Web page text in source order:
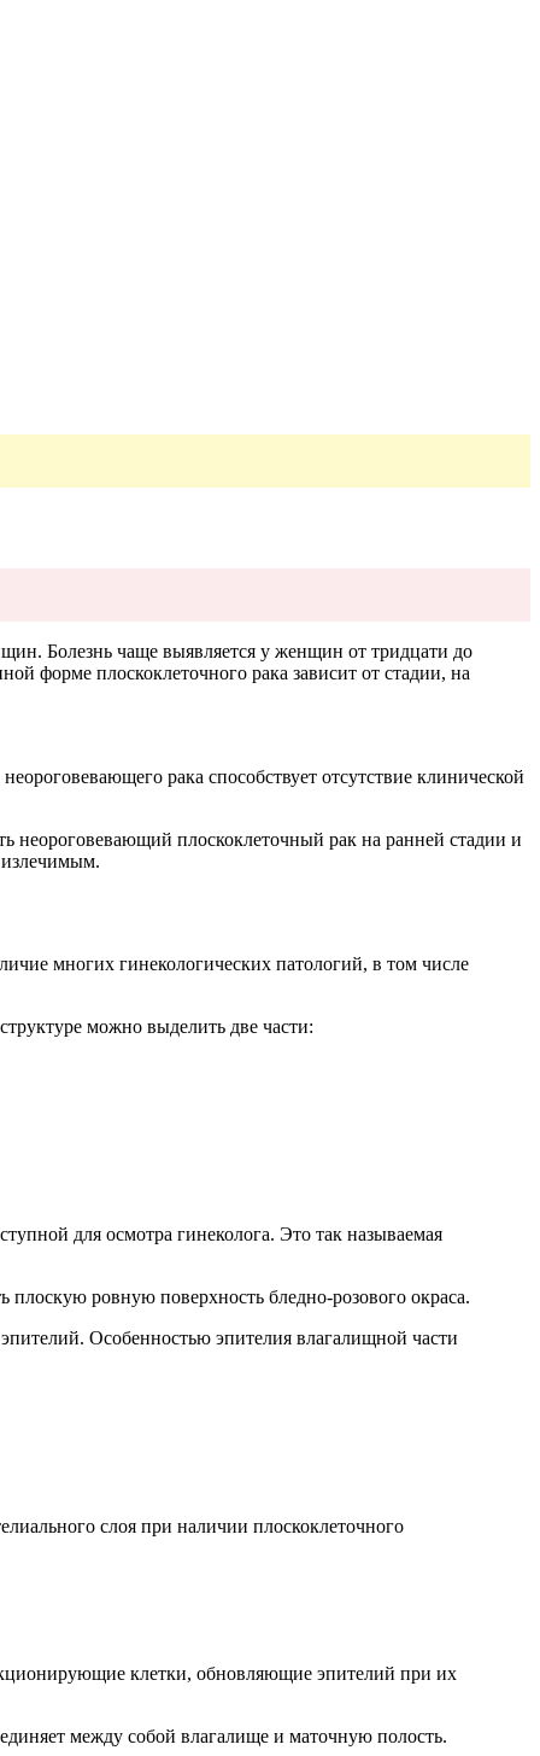
Болезнь чаще выявляется у женщин от тридцати до
форме плоскоклеточного рака зависит от стадии, на
рака способствует отсутствие клинической
неороговевающий плоскоклеточный рак на ранней стадии и
многих гинекологических патологий, в том числе
можно выделить две части:
для осмотра гинеколога. Это так называемая
плоскую ровную поверхность бледно-розового окраса.
Особенностью эпителия влагалищной части
слоя при наличии плоскоклеточного
клетки, обновляющие эпителий при их
между собой влагалище и маточную полость.